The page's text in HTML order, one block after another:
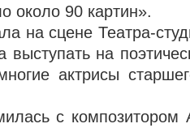
около 90 картин».
на сцене Театра-
выступать на
актрисы
с